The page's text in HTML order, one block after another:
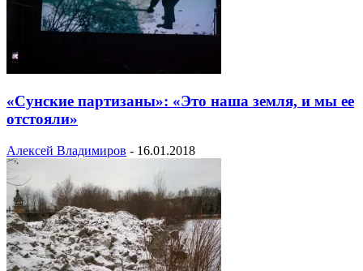
«Сунские партизаны»: «Это наша земля, и мы ее
отстояли»
Алексей Владимиров - 16.01.2018